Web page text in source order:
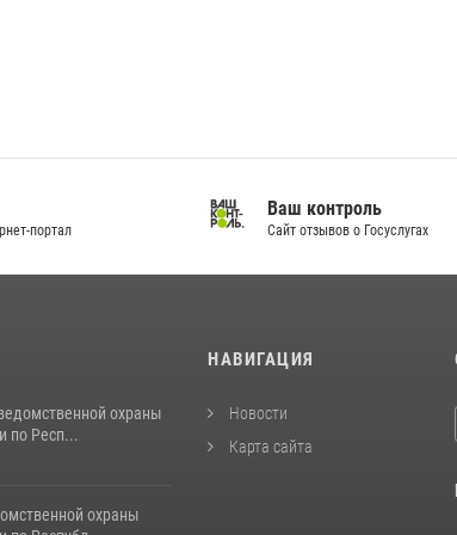
портал
Ваш контроль
Сайт отзывов о Госуслугах
охраны
по Респ...
охраны
НАВИГАЦИЯ
Новости
Карта сайта